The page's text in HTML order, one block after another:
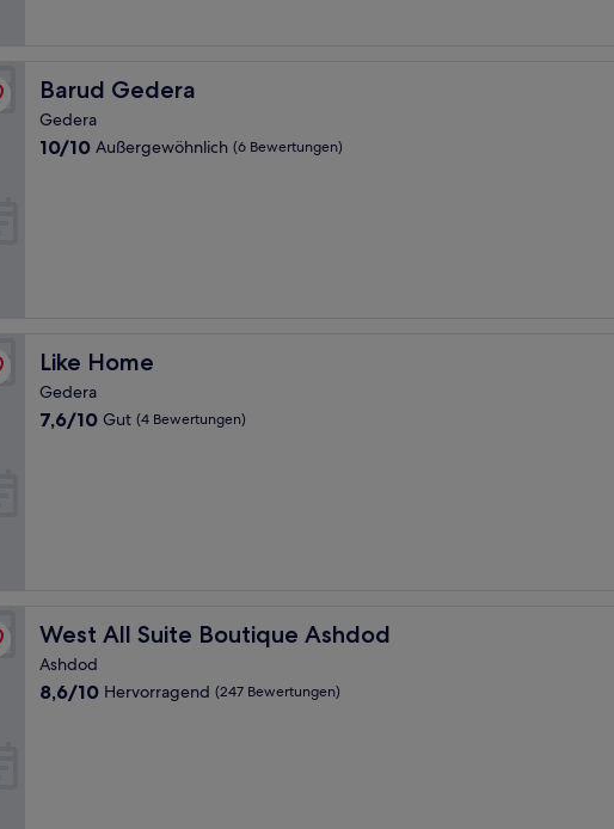
Barud Gedera
Barud Gedera
Gedera
10.0
10/10 Außergewöhnlich (6 Bewertungen)
Like Home
Like Home
Gedera
7.6
7,6/10 Gut (4 Bewertungen)
West All Suite Boutique Ashdod
West All Suite Boutique Ashdod
Ashdod
8.6
8,6/10 Hervorragend (247 Bewertungen)